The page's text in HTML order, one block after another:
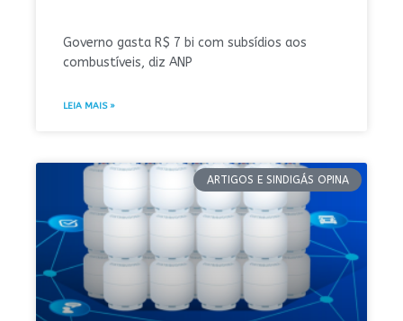
Governo gasta R$ 7 bi com subsídios aos
combustíveis, diz ANP
LEIA MAIS »
ARTIGOS E SINDIGÁS OPINA